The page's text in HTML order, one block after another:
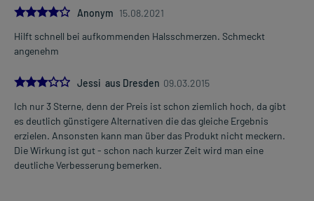
4.0Anonym 15.08.2021
Hilft schnell bei aufkommenden Halsschmerzen. Schmeckt
angenehm
3.0
Jessi aus Dresden 09.03.2015
Ich nur 3 Sterne, denn der Preis ist schon ziemlich hoch, da gibt
es deutlich günstigere Alternativen die das gleiche Ergebnis
erzielen. Ansonsten kann man über das Produkt nicht meckern.
Die Wirkung ist gut - schon nach kurzer Zeit wird man eine
deutliche Verbesserung bemerken.